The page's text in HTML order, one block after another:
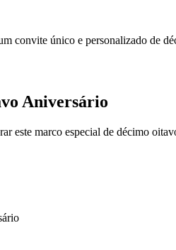
convite único e personalizado de
Aniversário
este marco especial de décimo